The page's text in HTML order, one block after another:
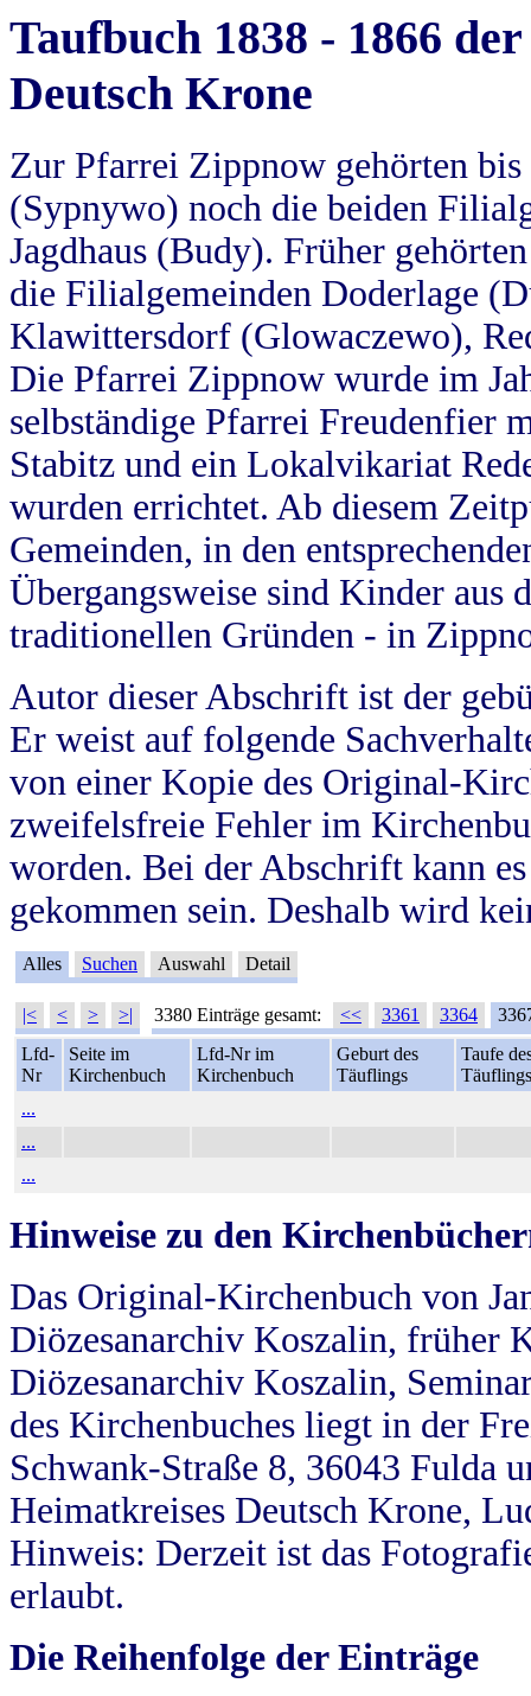
Taufbuch 1838 - 1866
Deutsch Krone
Zur Pfarrei Zippnow gehörten
(Sypnywo) noch die beiden
Jagdhaus (Budy). Früher
die Filialgemeinden Doderlage
Klawittersdorf (Glowaczewo),
Die Pfarrei Zippnow wurde im
selbständige Pfarrei Freudenfier
Stabitz und ein Lokalvikariat
wurden errichtet. Ab diesem
Gemeinden, in den
Übergangsweise sind Kinder aus
traditionellen Gründen - in
Autor dieser Abschrift ist der
Er weist auf folgende
von einer Kopie des Original-
zweifelsfreie Fehler im
worden. Bei der Abschrift kann
gekommen sein. Deshalb wird
Alles Suchen Auswahl Detail
|< < > >| 3380 Einträge gesamt: << 3361 3364
Lfd-
Nr
Seite im
Kirchenbuch
Lfd-Nr im
Kirchenbuch
Geburt des
Täuflings
Taufe
Täuflings
...
...
...
Hinweise zu den
Das Original-Kirchenbuch von
Diözesanarchiv Koszalin, früher
Diözesanarchiv Koszalin,
des Kirchenbuches liegt in der
Schwank-Straße 8, 36043 Fulda
Heimatkreises Deutsch Krone,
Hinweis: Derzeit ist das
erlaubt.
Die Reihenfolge der Einträge